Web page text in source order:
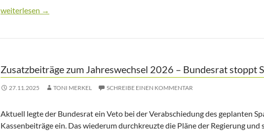
Straffung der Kassenlandschaft – Hohe Anzahl der GKV´s verbrennt unnötig
weiterlesen →
Zusatzbeiträge zum Jahreswechsel 2026 – Bundesrat stoppt
27.11.2025 TONI MERKEL SCHREIBE EINEN KOMMENTAR
Aktuell legte der Bundesrat ein Veto bei der Verabschiedung des geplanten
Kassenbeiträge ein. Das wiederum durchkreuzte die Pläne der Regierung und